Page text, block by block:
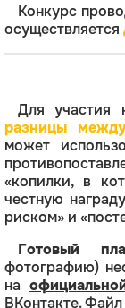
Конкурс
осуществляется
Для участия
разницы
может
«копилки, в
честную
риском» и
Готовый
фотографию)
на
ВКонтакте.